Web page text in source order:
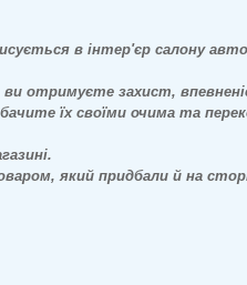
в інтер'єр салону
отримуєте захист,
їх своїми очима та
який придбали й на